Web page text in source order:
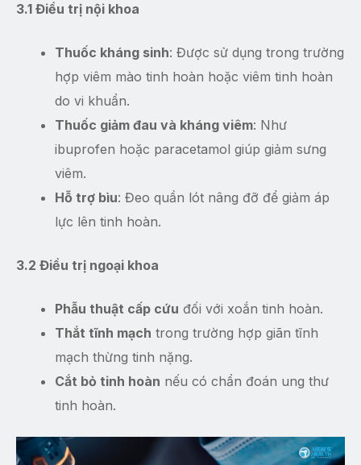
3.1 Điều trị nội khoa
Thuốc kháng sinh: Được sử dụng trong trường
hợp viêm mào tinh hoàn hoặc viêm tinh hoàn
do vi khuẩn.
Thuốc giảm đau và kháng viêm: Như
ibuprofen hoặc paracetamol giúp giảm sưng
viêm.
Hỗ trợ bìu: Đeo quần lót nâng đỡ để giảm áp
lực lên tinh hoàn.
3.2 Điều trị ngoại khoa
Phẫu thuật cấp cứu đối với xoắn tinh hoàn.
Thắt tĩnh mạch trong trường hợp giãn tĩnh
mạch thừng tinh nặng.
Cắt bỏ tinh hoàn nếu có chẩn đoán ung thư
tinh hoàn.